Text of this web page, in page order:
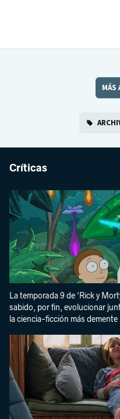
MÁS
Críticas
La temporada 9 de 'Rick y
sabido, por fin, evolucionar
la ciencia-ficción más demente